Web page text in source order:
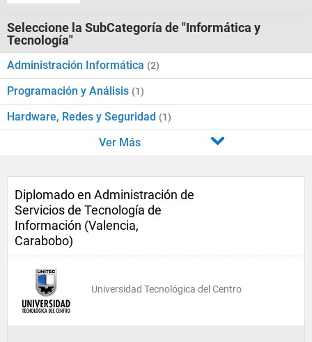
Seleccione la SubCategoría de "Informática y
Tecnología"
Administración Informática (2)
Programación y Análisis (1)
Hardware, Redes y Seguridad (1)
Ver Más
Diplomado en Administración de
Servicios de Tecnología de
Información (Valencia,
Carabobo)
Universidad Tecnológica del Centro